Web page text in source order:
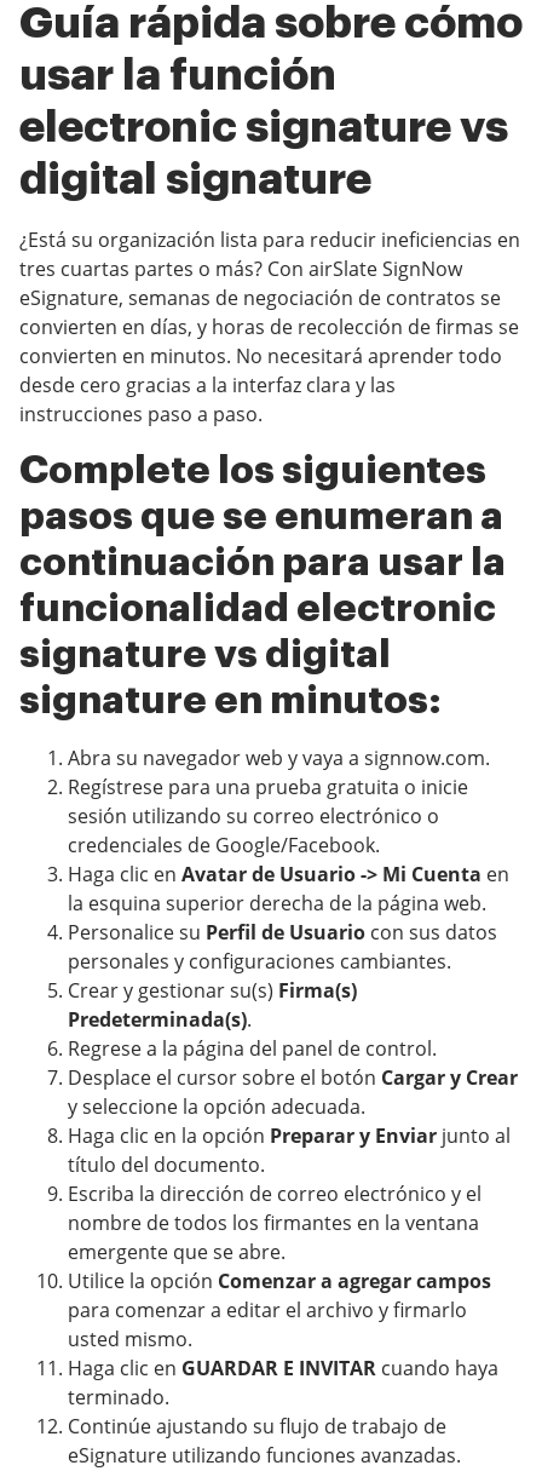
Guía rápida sobre cómo
usar la función
electronic signature vs
digital signature
¿Está su organización lista para reducir ineficiencias en
tres cuartas partes o más? Con airSlate SignNow
eSignature, semanas de negociación de contratos se
convierten en días, y horas de recolección de firmas se
convierten en minutos. No necesitará aprender todo
desde cero gracias a la interfaz clara y las
instrucciones paso a paso.
Complete los siguientes
pasos que se enumeran a
continuación para usar la
funcionalidad electronic
signature vs digital
signature en minutos:
Abra su navegador web y vaya a signnow.com.
Regístrese para una prueba gratuita o inicie
sesión utilizando su correo electrónico o
credenciales de Google/Facebook.
Haga clic en Avatar de Usuario -> Mi Cuenta en
la esquina superior derecha de la página web.
Personalice su Perfil de Usuario con sus datos
personales y configuraciones cambiantes.
Crear y gestionar su(s) Firma(s)
Predeterminada(s).
Regrese a la página del panel de control.
Desplace el cursor sobre el botón Cargar y Crear
y seleccione la opción adecuada.
Haga clic en la opción Preparar y Enviar junto al
título del documento.
Escriba la dirección de correo electrónico y el
nombre de todos los firmantes en la ventana
emergente que se abre.
Utilice la opción Comenzar a agregar campos
para comenzar a editar el archivo y firmarlo
usted mismo.
Haga clic en GUARDAR E INVITAR cuando haya
terminado.
Continúe ajustando su flujo de trabajo de
eSignature utilizando funciones avanzadas.